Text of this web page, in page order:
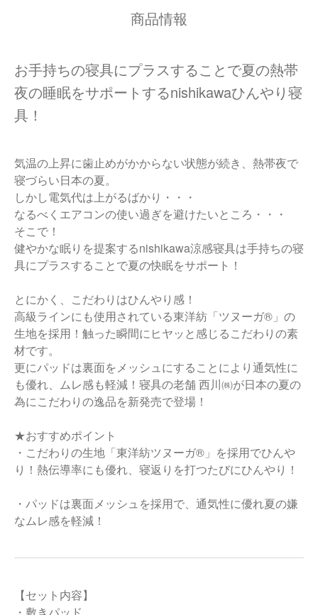
商品情報
お手持ちの寝具にプラスすることで夏の熱帯
夜の睡眠をサポートするnishikawaひんやり寝
具！
気温の上昇に歯止めがかからない状態が続き、熱帯夜で
寝づらい日本の夏。
しかし電気代は上がるばかり・・・
なるべくエアコンの使い過ぎを避けたいところ・・・
そこで！
健やかな眠りを提案するnishikawa涼感寝具は手持ちの寝
具にプラスすることで夏の快眠をサポート！
とにかく、こだわりはひんやり感！
高級ラインにも使用されている東洋紡「ツヌーガ®」の
生地を採用！触った瞬間にヒヤッと感じるこだわりの素
材です。
更にパッドは裏面をメッシュにすることにより通気性に
も優れ、ムレ感も軽減！寝具の老舗 西川㈱が日本の夏の
為にこだわりの逸品を新発売で登場！
★おすすめポイント
・こだわりの生地「東洋紡ツヌーガ®」を採用でひんや
り！熱伝導率にも優れ、寝返りを打つたびにひんやり！
・パッドは裏面メッシュを採用で、通気性に優れ夏の嫌
なムレ感を軽減！
【セット内容】